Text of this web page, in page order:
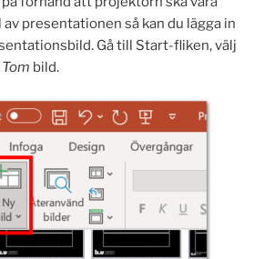
presentationen så kan du lägga in
Gå till Start-fliken, välj
Tom bild.